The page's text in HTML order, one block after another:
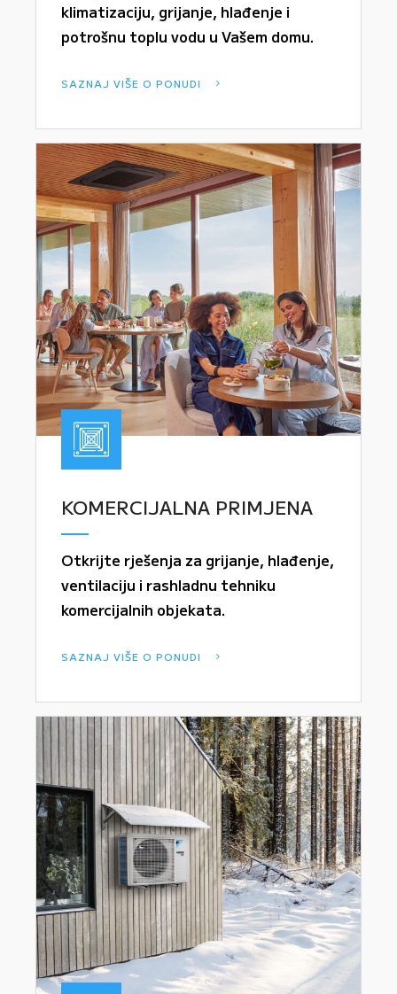
klimatizaciju, grijanje, hlađenje i
potrošnu toplu vodu u Vašem domu.
SAZNAJ VIŠE O PONUDI
KOMERCIJALNA PRIMJENA
Otkrijte rješenja za grijanje, hlađenje,
ventilaciju i rashladnu tehniku
komercijalnih objekata.
SAZNAJ VIŠE O PONUDI